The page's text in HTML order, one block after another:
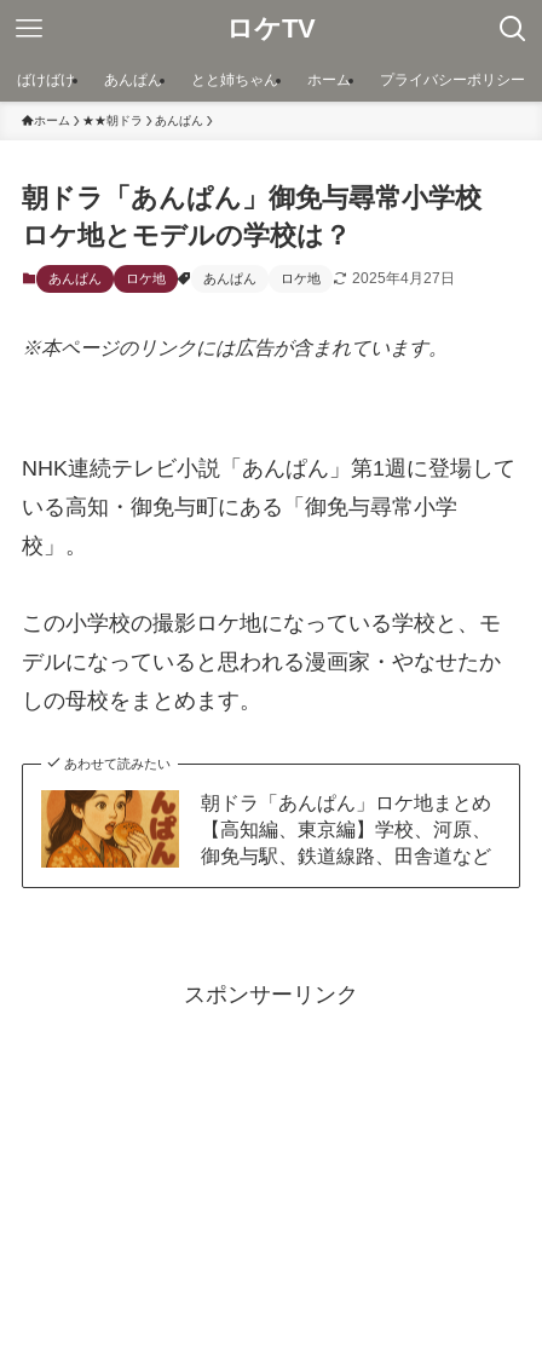
ロケTV
ばけばけ あんぱん とと姉ちゃん ホーム プライバシーポリシー
ホーム ★★朝ドラ あんぱん
朝ドラ「あんぱん」御免与尋常小学校
ロケ地とモデルの学校は？
あんぱん ロケ地 あんぱん ロケ地 2025年4月27日
※本ページのリンクには広告が含まれています。
NHK連続テレビ小説「あんぱん」第1週に登場して
いる高知・御免与町にある「御免与尋常小学
校」。
この小学校の撮影ロケ地になっている学校と、モ
デルになっていると思われる漫画家・やなせたか
しの母校をまとめます。
あわせて読みたい
朝ドラ「あんぱん」ロケ地まとめ
【高知編、東京編】学校、河原、
御免与駅、鉄道線路、田舎道など
スポンサーリンク